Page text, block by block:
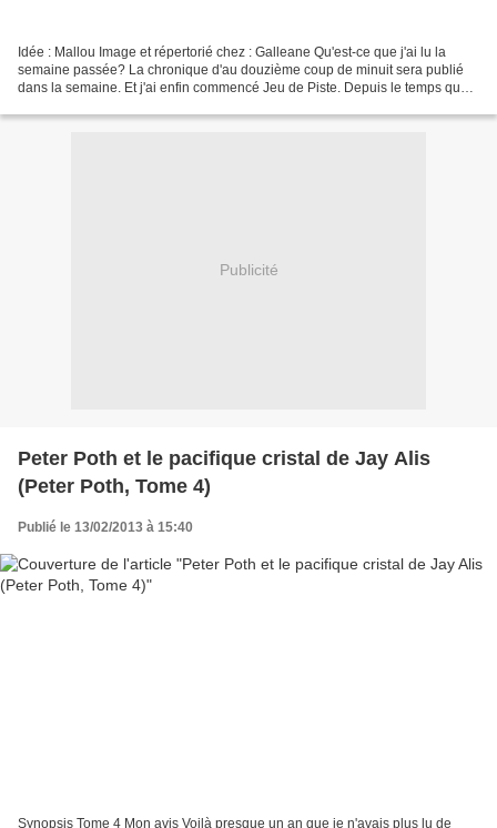
Idée : Mallou Image et répertorié chez : Galleane Qu'est-ce que j'ai lu la
semaine passée? La chronique d'au douzième coup de minuit sera publié
dans la semaine. Et j'ai enfin commencé Jeu de Piste. Depuis le temps que
Publicité
Peter Poth et le pacifique cristal de Jay Alis
(Peter Poth, Tome 4)
Publié le 13/02/2013 à 15:40
Synopsis Tome 4 Mon avis Voilà presque un an que je n'avais plus lu de